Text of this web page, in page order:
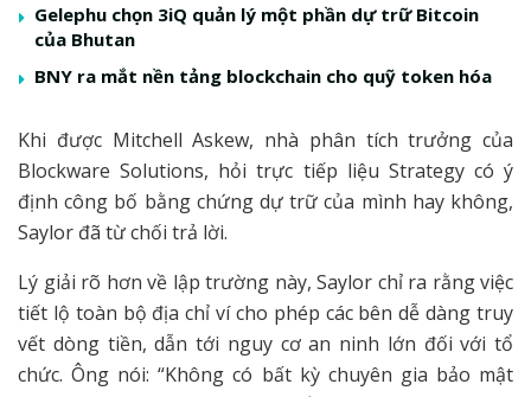
Gelephu chọn 3iQ quản lý một phần dự trữ Bitcoin
của Bhutan
BNY ra mắt nền tảng blockchain cho quỹ token hóa
Khi được Mitchell Askew, nhà phân tích trưởng của
Blockware Solutions, hỏi trực tiếp liệu Strategy có ý
định công bố bằng chứng dự trữ của mình hay không,
Saylor đã từ chối trả lời.
Lý giải rõ hơn về lập trường này, Saylor chỉ ra rằng việc
tiết lộ toàn bộ địa chỉ ví cho phép các bên dễ dàng truy
vết dòng tiền, dẫn tới nguy cơ an ninh lớn đối với tổ
chức. Ông nói: “Không có bất kỳ chuyên gia bảo mật